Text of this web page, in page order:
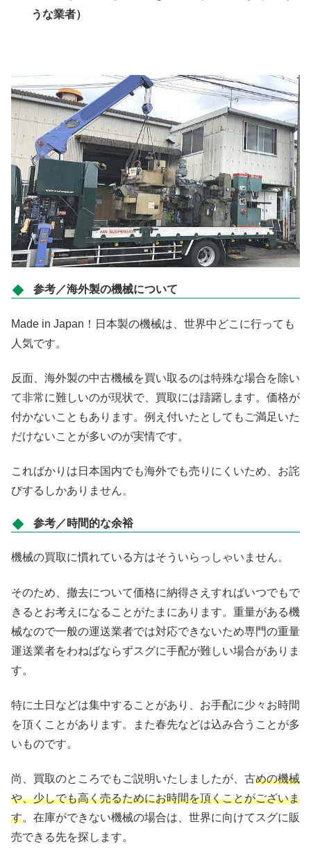
うな業者）
参考／海外製の機械について
Made in Japan！日本製の機械は、世界中どこに行っても
人気です。
反面、海外製の中古機械を買い取るのは特殊な場合を除い
て非常に難しいのが現状で、買取には躊躇します。価格が
付かないこともあります。例え付いたとしてもご満足いた
だけないことが多いのが実情です。
こればかりは日本国内でも海外でも売りにくいため、お詫
びするしかありません。
参考／時間的な余裕
機械の買取に慣れている方はそういらっしゃいません。
そのため、撤去について価格に納得さえすればいつでもで
きるとお考えになることがたまにあります。重量がある機
械なので一般の運送業者では対応できないため専門の重量
運送業者をわねばならずスグに手配が難しい場合がありま
す。
特に土日などは集中することがあり、お手配に少々お時間
を頂くことがあります。また春先などは込み合うことが多
いものです。
尚、買取のところでもご説明いたしましたが、古めの機械
や、少しでも高く売るためにお時間を頂くことがございま
す。在庫ができない機械の場合は、世界に向けてスグに販
売できる先を探します。